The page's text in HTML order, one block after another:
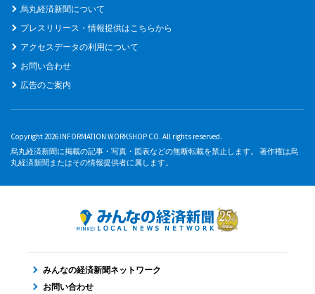
烏丸経済新聞について
プレスリリース・情報提供はこちらから
アクセスデータの利用について
お問い合わせ
広告のご案内
Copyright 2026 INFORMATION WORKSHOP CO. All rights reserved.
烏丸経済新聞に掲載の記事・写真・図表などの無断転載を禁止します。 著作権は烏
丸経済新聞またはその情報提供者に属します。
みんなの経済新聞ネットワーク
お問い合わせ